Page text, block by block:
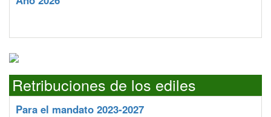
Retribuciones de los ediles
Para el mandato 2023-2027